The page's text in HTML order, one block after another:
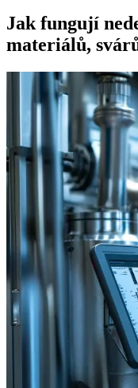
Jak fungují
materiálů,